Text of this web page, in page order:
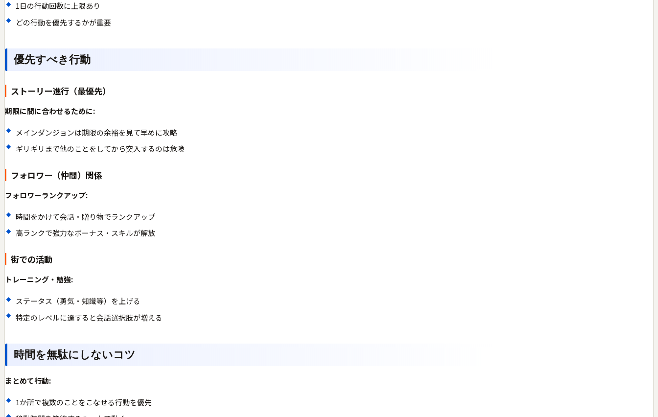
1日の行動回数に上限あり
どの行動を優先するかが重要
優先すべき行動
ストーリー進行（最優先）
期限に間に合わせるために:
メインダンジョンは期限の余裕を見て早めに攻略
ギリギリまで他のことをしてから突入するのは危険
フォロワー（仲間）関係
フォロワーランクアップ:
時間をかけて会話・贈り物でランクアップ
高ランクで強力なボーナス・スキルが解放
街での活動
トレーニング・勉強:
ステータス（勇気・知識等）を上げる
特定のレベルに達すると会話選択肢が増える
時間を無駄にしないコツ
まとめて行動:
1か所で複数のことをこなせる行動を優先